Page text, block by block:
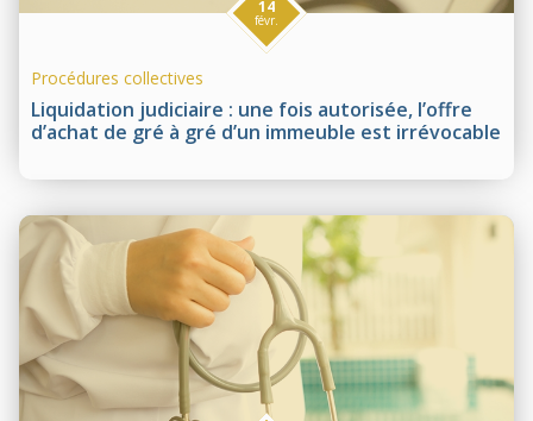
Liquidation judiciaire : une fois autorisée, l’offre
d’achat de gré à gré d’un immeuble est irrévocable
14
févr.
Procédures collectives